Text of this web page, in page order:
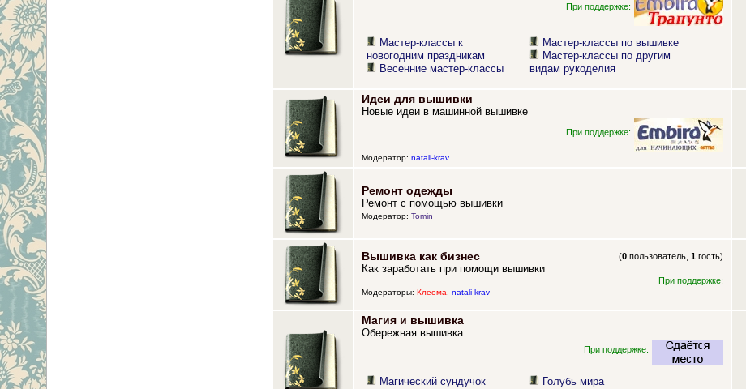
При поддержке:
Мастер-классы к
новогодним праздникам
Весенние мастер-классы
Мастер-классы по вышивке
Мастер-классы по другим
видам рукоделия
Идеи для вышивки
Новые идеи в машинной вышивке
При поддержке:
Модератор: natali-krav
Ремонт одежды
Ремонт с помощью вышивки
Модератор: Tomin
Вышивка как бизнес (0 пользователь,1 гость)
Как заработать при помощи вышивки
При поддержке:
Модераторы: Клеома, natali-krav
Магия и вышивка
Обережная вышивка
При поддержке:
Магический сундучок Голубь мира